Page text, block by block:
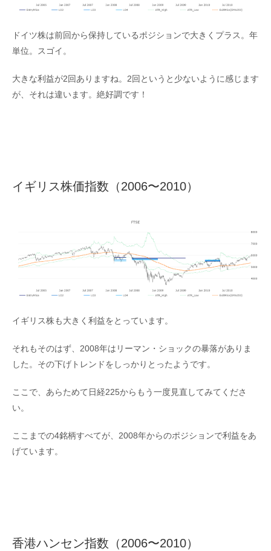
ドイツ株は前回から保持しているポジションで大きくプラス。年
単位。スゴイ。
大きな利益が2回ありますね。2回というと少ないように感じます
が、それは違います。絶好調です！
イギリス株価指数（2006〜2010）
イギリス株も大きく利益をとっています。
それもそのはず、2008年はリーマン・ショックの暴落がありま
した。その下げトレンドをしっかりとったようです。
ここで、あらためて日経225からもう一度見直してみてくださ
い。
ここまでの4銘柄すべてが、2008年からのポジションで利益をあ
げています。
香港ハンセン指数（2006〜2010）